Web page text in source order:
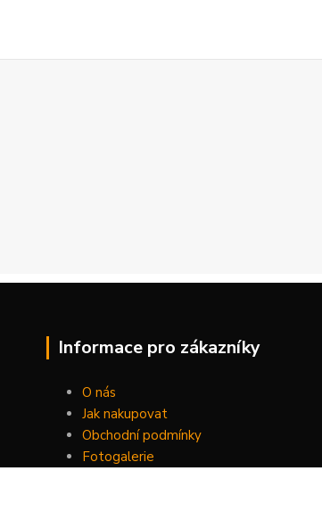
Informace pro zákazníky
O nás
Jak nakupovat
Obchodní podmínky
Fotogalerie